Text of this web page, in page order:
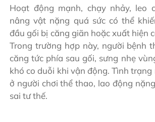
Hoạt động mạnh, chạy nhảy, leo
nâng vật nặng quá sức có thể
đầu gối bị căng giãn hoặc xuất hiện
Trong trường hợp này, người bệnh
căng tức phía sau gối, sưng nhẹ
khó co duỗi khi vận động. Tình
ở người chơi thể thao, lao động
sai tư thế.